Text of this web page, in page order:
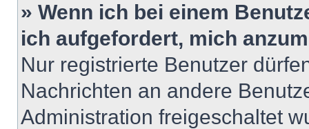
» Wenn ich bei einem
ich aufgefordert, mich
Nur registrierte Benutzer
Nachrichten an andere
Administration freigeschaltet